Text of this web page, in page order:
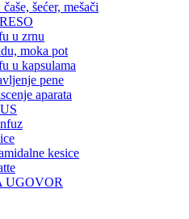
šećer, mešači
u zrnu
moka pot
u kapsulama
pene
aparata
kesice
UGOVOR